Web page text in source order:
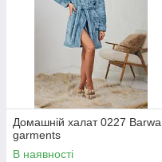
Домашній халат 0227 Barwa
garments
В наявності